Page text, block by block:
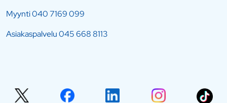
Myynti040 7169 099
Asiakaspalvelu045 668 8113